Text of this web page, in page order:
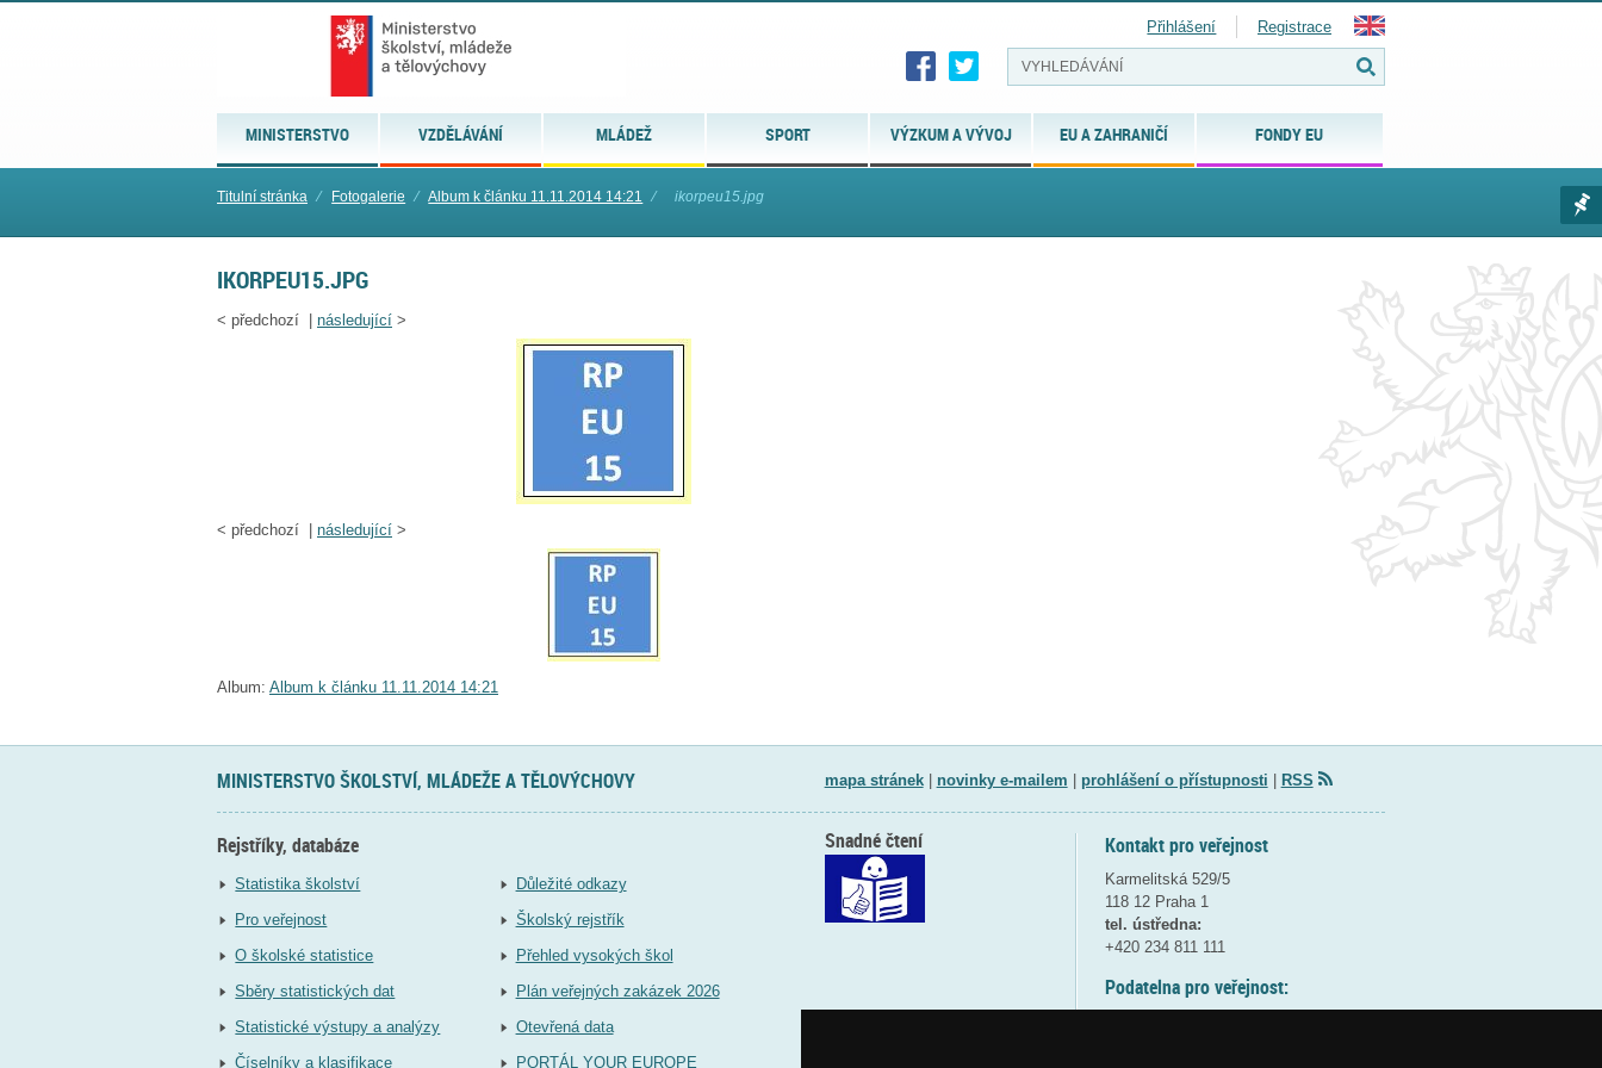
MINISTERSTVO VZDĚLÁVÁNÍ MLÁDEŽ SPORT VÝZKUM A VÝVOJ EU A ZAHRANIČÍ FONDY EU
Přihlášení Registrace
Titulní stránka ⁄ Fotogalerie ⁄ Album k článku 11.11.2014 14:21 ⁄ ikorpeu15.jpg
IKORPEU15.JPG
< předchozí | následující >
< předchozí | následující >
Album: Album k článku 11.11.2014 14:21
MINISTERSTVO ŠKOLSTVÍ, MLÁDEŽE A TĚLOVÝCHOVY mapa stránek| novinky e-mailem prohlášení o přístupnosti RSS
Rejstříky, databáze
Statistika školství
Pro veřejnost
O školské statistice
Sběry statistických dat
Statistické výstupy a analýzy
Číselníky a klasifikace
Důležité odkazy
Školský rejstřík
Přehled vysokých škol
Plán veřejných zakázek 2026
Otevřená data
PORTÁL YOUR EUROPE
Kontakt pro veřejnost
Karmelitská 529/5
118 12 Praha 1
tel. ústředna:
+420 234 811 111
Podatelna pro veřejnost:
Snadné čtení